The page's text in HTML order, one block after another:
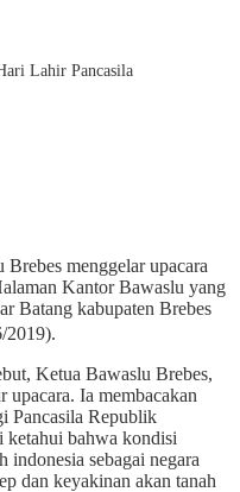
Brebes menggelar upacara
Kantor Bawaslu yang
Batang kabupaten Brebes
2019).
Ketua Bawaslu Brebes,
upacara. Ia membacakan
Pancasila Republik
ketahui bahwa kondisi
sebagai negara
dan keyakinan akan tanah